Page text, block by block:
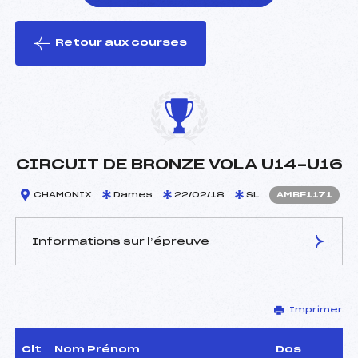
le ski
Retour aux courses
CIRCUIT DE BRONZE VOLA U14-U16
CHAMONIX Dames 22/02/18 SL AMBF1171
Informations sur l’épreuve
ROMERO ELIE (MB)
Arbitre :
–
Assistant :
Imprimer
Clt Nom Prénom Dos